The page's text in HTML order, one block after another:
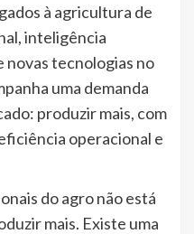
à agricultura de
inteligência
novas tecnologias no
uma demanda
produzir mais, com
operacional e
do agro não está
mais. Existe uma